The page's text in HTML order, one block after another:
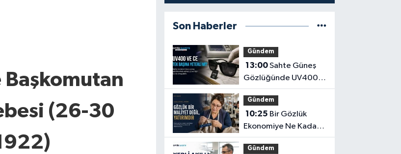
Başkomutan
(26-30
Son Haberler
Gündem
13:00Sahte Güneş
Gözlüğünde UV400
ve CE İbaresi Tek
Başına Yeterli mi?
Gündem
10:25
Ekonomiye Ne Kadar
Katkı Sağlayabilir?
Gündem